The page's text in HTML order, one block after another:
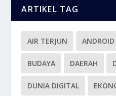
ARTIKEL TAG
AIR TERJUN ANDROID
BUDAYA DAERAH
DUNIA DIGITAL